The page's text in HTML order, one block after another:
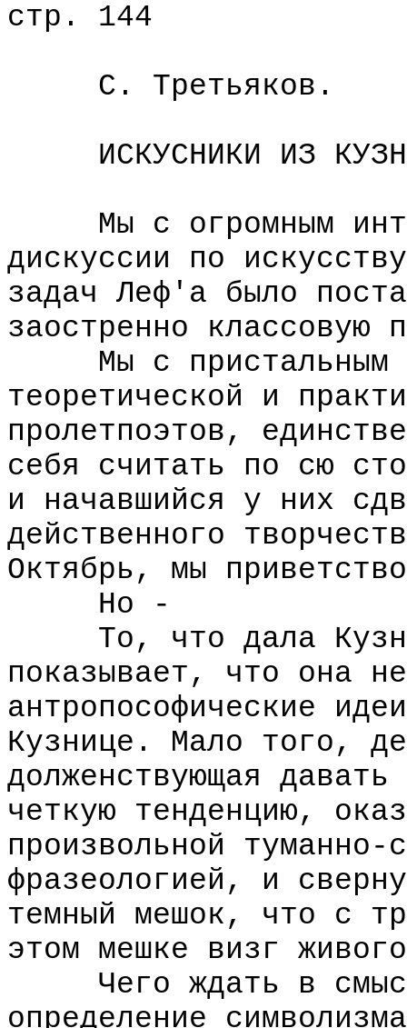
стр. 144
С. Третьяков.
ИСКУСНИКИ ИЗ
Мы с огромным
дискуссии по
задач Леф'а было
заостренно классовую
Мы с пристальным
теоретической и
пролетпоэтов,
себя считать по сю
и начавшийся у них
действенного
Октябрь, мы
Но -
То, что дала
показывает, что она
антропософические
Кузнице. Мало того,
долженствующая
четкую тенденцию,
произвольной туманно-
фразеологией, и
темный мешок, что с
этом мешке визг
Чего ждать в
определение